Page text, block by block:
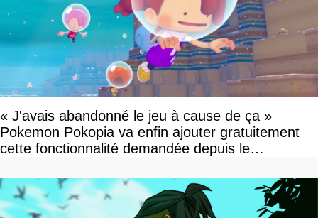
« J'avais abandonné le jeu à cause de ça »
Pokemon Pokopia va enfin ajouter gratuitement
cette fonctionnalité demandée depuis le